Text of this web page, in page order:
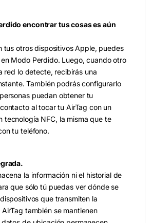
encontrar tus cosas es aún
tus otros dispositivos Apple, puedes
Modo Perdido. Luego, cuando otro
red lo detecte, recibirás una
También podrás configurarlo
puedan obtener tu
al tocar tu AirTag con un
tecnología NFC, la misma que te
tu teléfono.
la información ni el historial de
que sólo tú puedas ver dónde se
que transmiten la
también se mantienen